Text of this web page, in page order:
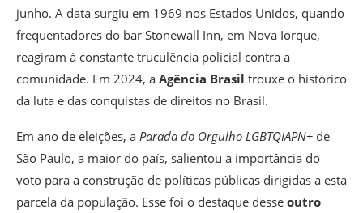
junho. A data surgiu em 1969 nos Estados Unidos, quando
frequentadores do bar Stonewall Inn, em Nova Iorque,
reagiram à constante truculência policial contra a
comunidade. Em 2024, a Agência Brasil trouxe o histórico
da luta e das conquistas de direitos no Brasil.
Em ano de eleições, a Parada do Orgulho LGBTQIAPN+ de
São Paulo, a maior do país, salientou a importância do
voto para a construção de políticas públicas dirigidas a esta
parcela da população. Esse foi o destaque desse outro